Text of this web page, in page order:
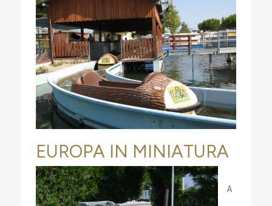
EUROPA IN MINIATURA
A